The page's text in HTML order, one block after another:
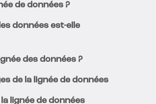
de données ?
données est-elle
des données ?
de la lignée de données
lignée de données